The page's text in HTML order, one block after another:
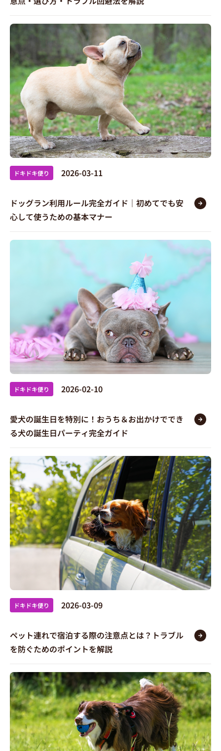
ドキドキ便り 2026-03-11
ドッグラン利用ルール完全ガイド｜初めてでも安
心して使うための基本マナー
ドキドキ便り 2026-02-10
愛犬の誕生日を特別に！おうち＆お出かけででき
る犬の誕生日パーティ完全ガイド
ドキドキ便り 2026-03-09
ペット連れで宿泊する際の注意点とは？トラブル
を防ぐためのポイントを解説